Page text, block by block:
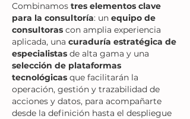
Combinamos tres elementos clave
para la consultoría: un equipo de
consultoras con amplia experiencia
aplicada, una curaduría estratégica de
especialistas de alta gama y una
selección de plataformas
tecnológicas que facilitarán la
operación, gestión y trazabilidad de
acciones y datos, para acompañarte
desde la definición hasta el despliegue